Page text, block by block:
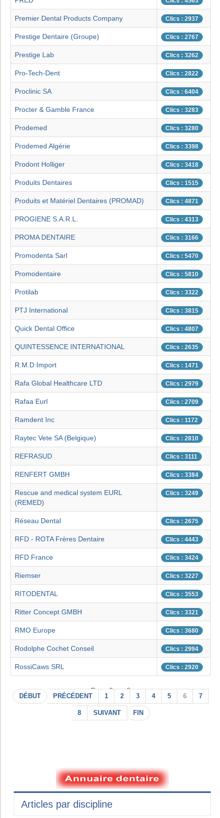
Premier Dental Products Company Clics : 2937
Prestige Dentaire (Groupe) Clics : 2767
Prestige Lab Clics : 3262
Pro-Tech-Dent Clics : 2822
Proclinic SA Clics : 6404
Procter & Gamble France Clics : 3283
Prodemed Clics : 3280
Prodemed Algérie Clics : 3398
Prodont Holliger Clics : 3418
Produits Dentaires Clics : 1515
Produits et Matériel Dentaires (PROMAD) Clics : 4871
PROGIENE S.A.R.L. Clics : 4313
PROMA DENTAIRE Clics : 3166
Promodenta Sarl Clics : 5470
Promodentaire Clics : 5810
Protilab Clics : 3322
PTJ International Clics : 3815
Quick Dental Office Clics : 4807
QUINTESSENCE INTERNATIONAL Clics : 2635
R.M.D Import Clics : 1471
Rafa Global Healthcare LTD Clics : 2979
Rafaa Eurl Clics : 2709
Ramdent Inc Clics : 1172
Raytec Vete SA (Belgique) Clics : 2810
REFRASUD Clics : 3111
RENFERT GMBH Clics : 3384
Rescue and medical system EURL
(REMED)
Clics : 3249
Réseau Dental Clics : 2675
RFD - ROTA Frères Dentaire Clics : 4443
RFD France Clics : 3424
Riemser Clics : 3227
RITODENTAL Clics : 3553
Ritter Concept GMBH Clics : 3321
RMO Europe Clics : 3680
Rodolphe Cochet Conseil Clics : 2994
RossiCaws SRL Clics : 2920
Page 6 sur 8
DÉBUT PRÉCÉDENT 1 2 3 4 5 6 7
8 SUIVANT FIN
Articles par discipline